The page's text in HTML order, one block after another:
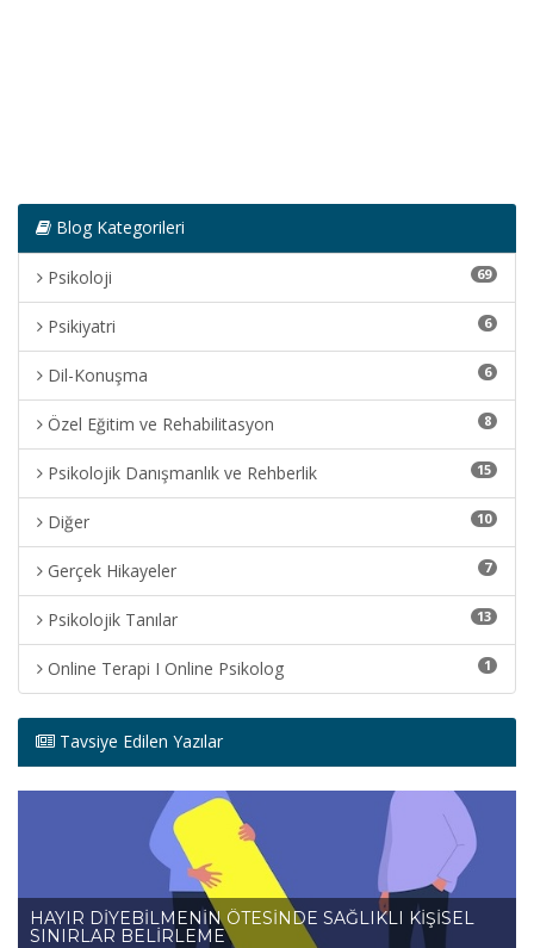
Blog Kategorileri
Psikoloji 69
Psikiyatri 6
Dil-Konuşma 6
Özel Eğitim ve Rehabilitasyon 8
Psikolojik Danışmanlık ve Rehberlik 15
Diğer 10
Gerçek Hikayeler 7
Psikolojik Tanılar 13
Online Terapi I Online Psikolog 1
Tavsiye Edilen Yazılar
HAYIR DİYEBİLMENİN ÖTESİNDE SAĞLIKLI KİŞİSEL
SINIRLAR BELİRLEME